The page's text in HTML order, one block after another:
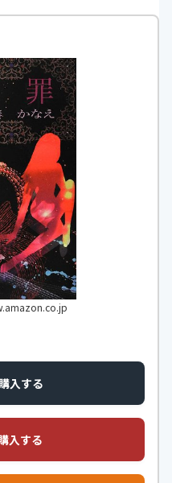
なった理由が自分
入する
入する